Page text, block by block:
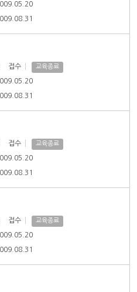
접수 교육종료
접수 교육종료
접수 교육종료